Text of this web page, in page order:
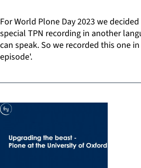
For World Plone Day 2023 we
special TPN recording in another
can speak. So we recorded this one
episode'.